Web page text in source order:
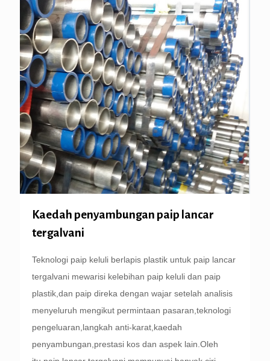
Kaedah penyambungan paip lancar
tergalvani
Teknologi paip keluli berlapis plastik untuk paip lancar
tergalvani mewarisi kelebihan paip keluli dan paip
plastik,dan paip direka dengan wajar setelah analisis
menyeluruh mengikut permintaan pasaran,teknologi
pengeluaran,langkah anti-karat,kaedah
penyambungan,prestasi kos dan aspek lain.Oleh